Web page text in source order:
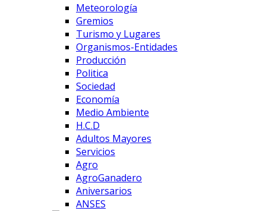
Meteorología
Gremios
Turismo y Lugares
Organismos-Entidades
Producción
Politica
Sociedad
Economía
Medio Ambiente
H.C.D
Adultos Mayores
Servicios
Agro
AgroGanadero
Aniversarios
ANSES